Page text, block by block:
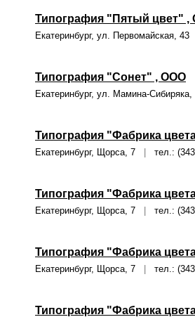
Типография "Пятый цвет" ,
Екатеринбург, ул. Первомайская, 43
Типография "Сонет" , ООО
Екатеринбург, ул. Мамина-
Типография "Фабрика
Екатеринбург, Щорса, 7 тел.:
Типография "Фабрика
Екатеринбург, Щорса, 7 тел.:
Типография "Фабрика
Екатеринбург, Щорса, 7 тел.:
Типография "Фабрика